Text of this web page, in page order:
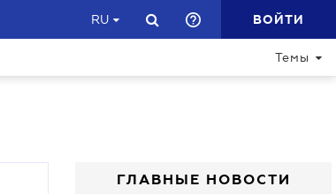
RU ВОЙТИ
Темы
ГЛАВНЫЕ НОВОСТИ